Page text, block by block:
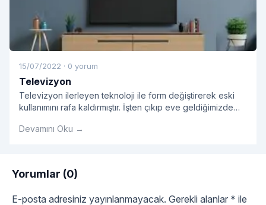
15/07/2022 · 0 yorum
Televizyon
Televizyon ilerleyen teknoloji ile form değiştirerek eski
kullanımını rafa kaldırmıştır. İşten çıkıp eve geldiğimizde
keyfi sürmektir.
Devamını Oku →
Yorumlar (0)
E-posta adresiniz yayınlanmayacak. Gerekli alanlar * ile